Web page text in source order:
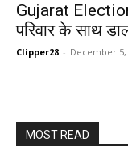
Gujarat
परिवार के साथ
Clipper28 - December 5,
MOST READ